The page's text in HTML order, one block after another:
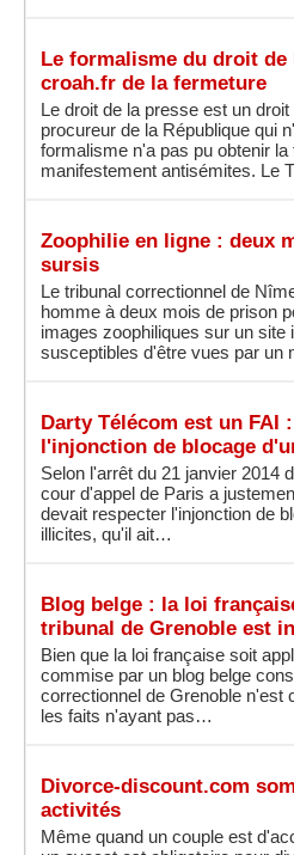
Le formalisme du droit de
croah.fr de la fermeture
Le droit de la presse est un
procureur de la République qui
formalisme n'a pas pu obtenir
manifestement antisémites. Le
Zoophilie en ligne : deux
sursis
Le tribunal correctionnel de
homme à deux mois de prison
images zoophiliques sur un site
susceptibles d'être vues par un
Darty Télécom est un FAI
l'injonction de blocage
Selon l'arrêt du 21 janvier 2014
cour d'appel de Paris a
devait respecter l'injonction de
illicites, qu'il ait…
Blog belge : la loi
tribunal de Grenoble est
Bien que la loi française soit
commise par un blog belge
correctionnel de Grenoble n'est
les faits n'ayant pas…
Divorce-discount.com
activités
Même quand un couple est